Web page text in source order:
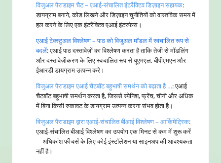
विजुअल पैराडाइम चैट – एआई-संचालित इंटरैक्टिव डिज़ाइन सहायक:
डायग्राम बनाने, कोड लिखने और डिज़ाइन चुनौतियों को वास्तविक समय में
हल करने के लिए एक इंटरैक्टिव एआई इंटरफेस।
एआई टेक्स्टुअल विश्लेषण – पाठ को विजुअल मॉडल में स्वचालित रूप से
बदलें: एआई पाठ दस्तावेज़ों का विश्लेषण करता है ताकि तेजी से मॉडलिंग
और दस्तावेज़ीकरण के लिए स्वचालित रूप से यूएमएल, बीपीएमएन और
ईआरडी डायग्राम उत्पन्न करे।
विजुअल पैराडाइम एआई चैटबॉट बहुभाषी समर्थन को बढ़ाता है …: एआई
चैटबॉट बहुभाषी समर्थन करता है, जिससे स्पेनिश, फ्रेंच, चीनी और अधिक
में बिना किसी रुकावट के डायग्राम उत्पन्न करना संभव होता है।
विजुअल पैराडाइम द्वारा एआई-संचालित बीआई विश्लेषण – आर्किमेट्रिक:
एआई-संचालित बीआई विश्लेषण का उपयोग एक मिनट से कम में शुरू करें
—अधिकांश फीचर्स के लिए कोई इंस्टॉलेशन या साइनअप की आवश्यकता
नहीं है।